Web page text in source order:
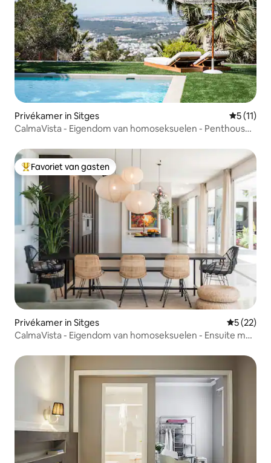
Privékamer in Sitges
5 (11)
CalmaVista - Eigendom van homoseksuelen - Penthouse
Topfavoriet van gasten
Favoriet van gasten
Privékamer in Sitges
5 (22)
CalmaVista - Eigendom van homoseksuelen - Ensuite met